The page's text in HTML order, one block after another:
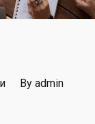
Byadmin